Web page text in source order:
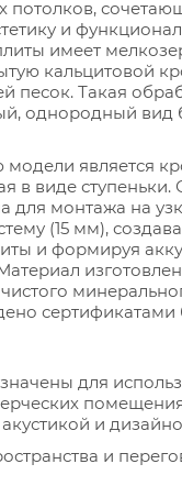
потолков,
и
имеет
кальцитовой
песок. Такая
однородный вид
модели является
в виде ступеньки.
для монтажа на
(15 мм),
и формируя
сертификатами
для
и
и